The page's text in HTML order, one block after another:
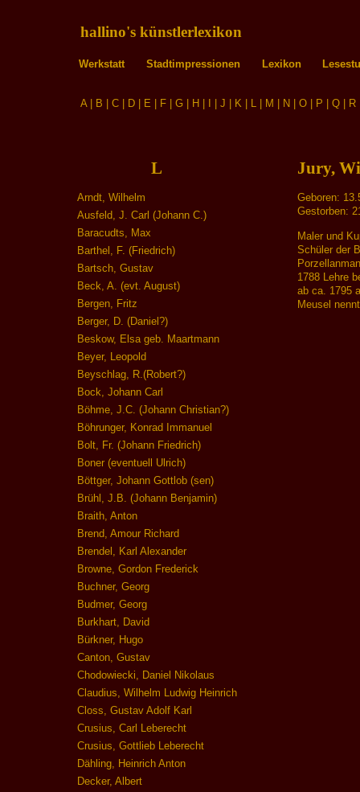
hallino's künstlerlexikon
Werkstatt Stadtimpressionen Lexikon
A| B C D E F G H J K L M N O P Q R
L
Arndt, Wilhelm
Ausfeld, J. Carl (Johann C.)
Baracudts, Max
Barthel, F. (Friedrich)
Bartsch, Gustav
Beck, A. (evt. August)
Bergen, Fritz
Berger, D. (Daniel?)
Beskow, Elsa geb. Maartmann
Beyer, Leopold
Beyschlag, R.(Robert?)
Bock, Johann Carl
Böhme, J.C. (Johann Christian?)
Böhrunger, Konrad Immanuel
Bolt, Fr. (Johann Friedrich)
Boner (eventuell Ulrich)
Böttger, Johann Gottlob (sen)
Brühl, J.B. (Johann Benjamin)
Braith, Anton
Brend, Amour Richard
Brendel, Karl Alexander
Browne, Gordon Frederick
Buchner, Georg
Budmer, Georg
Burkhart, David
Bürkner, Hugo
Canton, Gustav
Chodowiecki, Daniel Nikolaus
Claudius, Wilhelm Ludwig Heinrich
Closs, Gustav Adolf Karl
Crusius, Carl Leberecht
Crusius, Gottlieb Leberecht
Dähling, Heinrich Anton
Decker, Albert
Jury,
Geboren:
Gestorben:
Maler und
Schüler der
1788 Lehre
ab ca. 1795
Meusel